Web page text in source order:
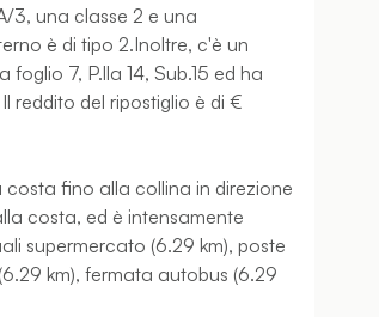
3, una classe 2 e una
è di tipo 2.Inoltre, c'è un
7, P.lla 14, Sub.15 ed ha
reddito del ripostiglio è di €
costa fino alla collina in direzione
costa, ed è intensamente
supermercato (6.29 km), poste
km), fermata autobus (6.29